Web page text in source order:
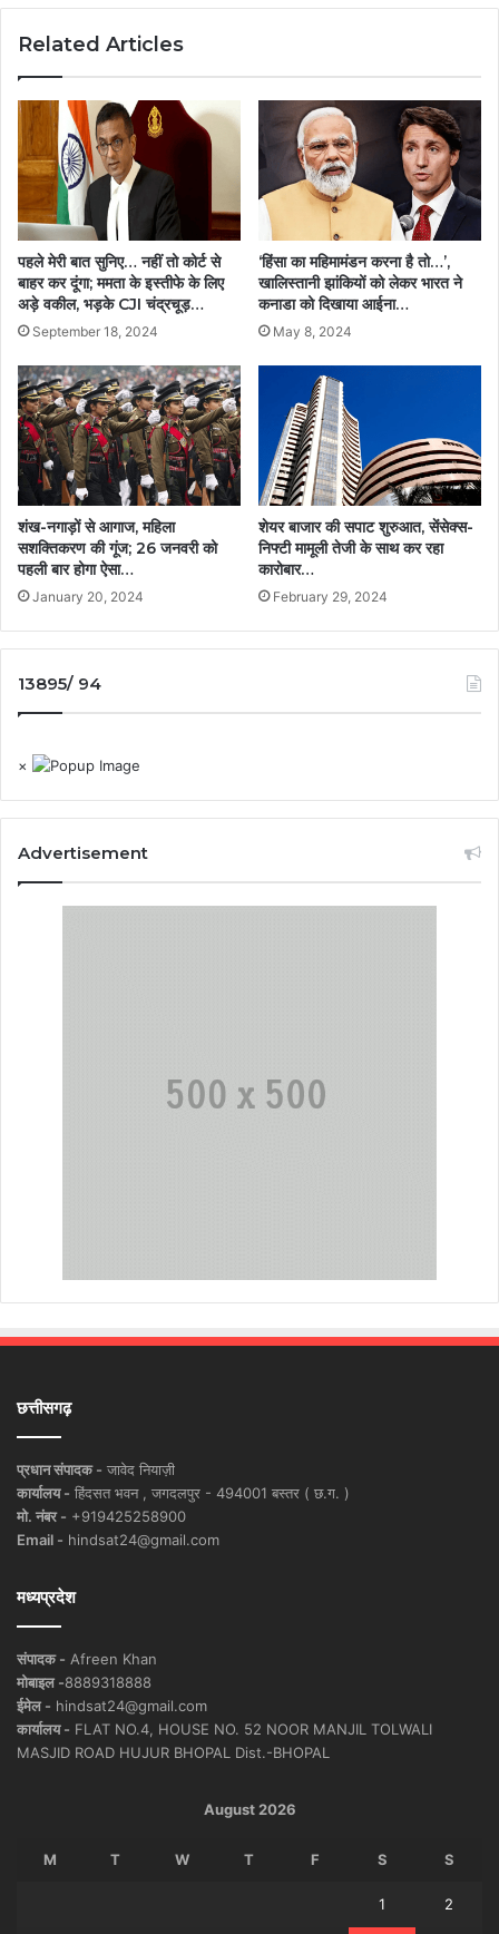
Related Articles
पहले मेरी बात सुनिए… नहीं तो कोर्ट से
बाहर कर दूंगा; ममता के इस्तीफे के लिए
अड़े वकील, भड़के CJI चंद्रचूड़…
September 18, 2024
‘हिंसा का महिमामंडन करना है तो…’,
खालिस्तानी झांकियों को लेकर भारत ने
कनाडा को दिखाया आईना…
May 8, 2024
शंख-नगाड़ों से आगाज, महिला
सशक्तिकरण की गूंज; 26 जनवरी को
पहली बार होगा ऐसा…
January 20, 2024
शेयर बाजार की सपाट शुरुआत, सेंसेक्स-
निफ्टी मामूली तेजी के साथ कर रहा
कारोबार…
February 29, 2024
13895/ 94
×
Advertisement
छत्तीसगढ़
प्रधान संपादक - जावेद नियाज़ी
कार्यालय - हिंदसत भवन , जगदलपुर - 494001 बस्तर ( छ.ग. )
मो. नंबर - +919425258900
Email - hindsat24@gmail.com
मध्यप्रदेश
संपादक - Afreen Khan
मोबाइल -8889318888
ईमेल - hindsat24@gmail.com
कार्यालय - FLAT NO.4, HOUSE NO. 52 NOOR MANJIL TOLWALI
MASJID ROAD HUJUR BHOPAL Dist.-BHOPAL
August 2026
M T W T F S S
1 2